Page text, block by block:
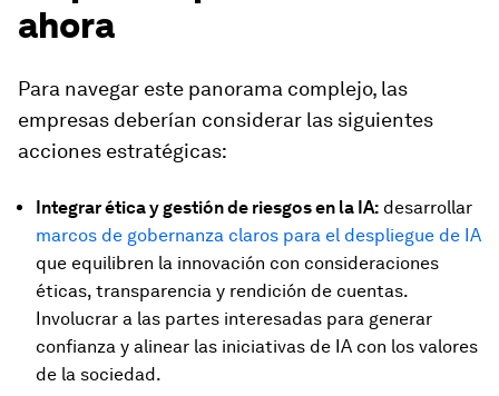
ahora
Para navegar este panorama complejo, las
empresas deberían considerar las siguientes
acciones estratégicas:
Integrar ética y gestión de riesgos en la IA: desarrollar
marcos de gobernanza claros para el despliegue de IA
que equilibren la innovación con consideraciones
éticas, transparencia y rendición de cuentas.
Involucrar a las partes interesadas para generar
confianza y alinear las iniciativas de IA con los valores
de la sociedad.